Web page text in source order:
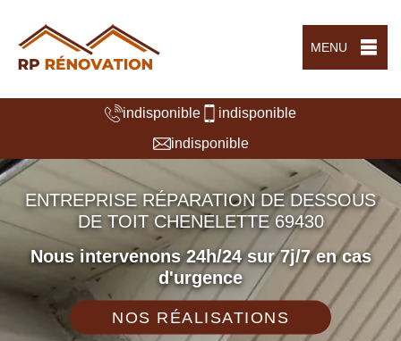
MENU
indisponible
indisponible
indisponible
ENTREPRISE RÉPARATION DE DESSOUS
DE TOIT CHENELETTE 69430
Nous intervenons 24h/24 sur 7j/7 en cas
d'urgence
NOS RÉALISATIONS